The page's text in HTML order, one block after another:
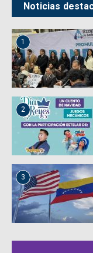
Noticias
1
2
3